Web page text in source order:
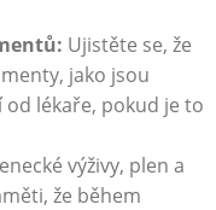
Ujistěte se, že
jako jsou
lékaře, pokud je to
výživy, plen a
že během